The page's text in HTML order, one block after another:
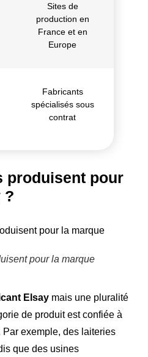
Sites de
production en
France et en
Europe
Fabricants
spécialisés sous
contrat
produisent pour
?
pour la marque
Elsay mais une pluralité
de produit est confiée à
exemple, des laiteries
que des usines